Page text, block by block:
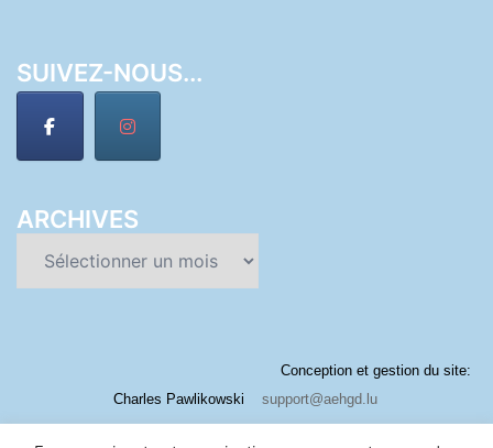
SUIVEZ-NOUS...
ARCHIVES
Conception et gestion du site:
Charles Pawlikowski support@aehgd.lu